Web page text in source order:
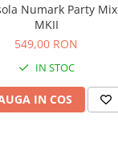
Numark Party Mix
MKII
549,00 RON
IN STOC
IN COS